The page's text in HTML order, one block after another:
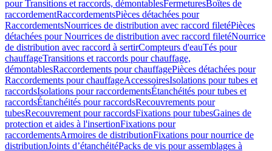
pour Transitions et raccords, démontablesFermeturesBoîtes de
raccordementRaccordementsPièces détachées pour
RaccordementsNourrices de distribution avec raccord filetéPièces
détachées pour Nourrices de distribution avec raccord filetéNourrice
de distribution avec raccord à sertirCompteurs d'eauTés pour
chauffageTransitions et raccords pour chauffage,
démontablesRaccordements pour chauffagePièces détachées pour
Raccordements pour chauffageAccessoiresIsolations pour tubes et
raccordsIsolations pour raccordementsÉtanchéités pour tubes et
raccordsÉtanchéités pour raccordsRecouvrements pour
tubesRecouvrement pour raccordsFixations pour tubesGaines de
protection et aides à l'insertionFixations pour
raccordementsArmoires de distributionFixations pour nourrice de
distributionJoints d’étanchéitéPacks de vis pour assemblages à